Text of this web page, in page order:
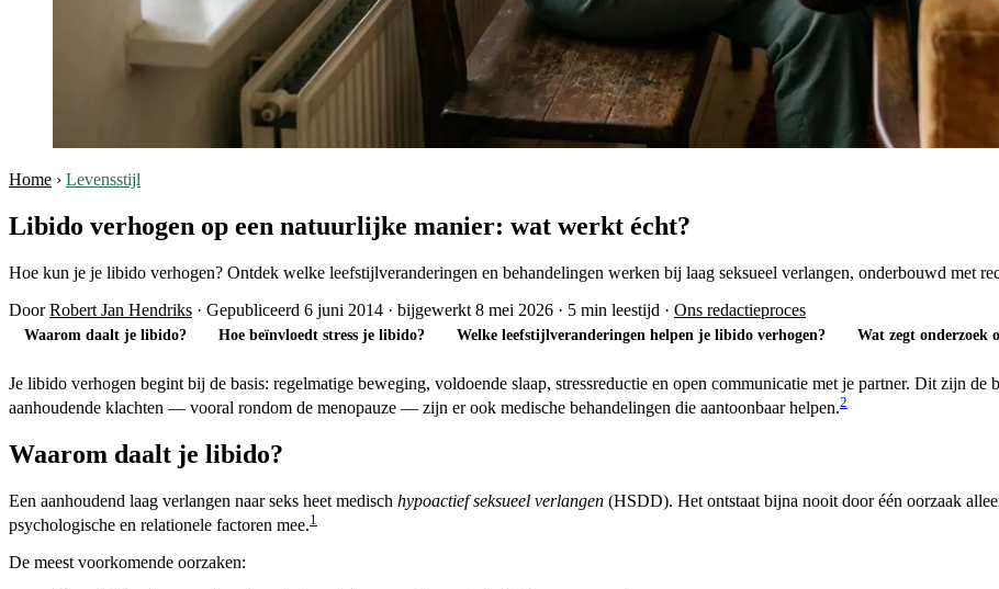
Home › Levensstijl
Libido verhogen op een natuurlijke manier: wat werkt écht?
Hoe kun je je libido verhogen? Ontdek welke leefstijlveranderingen en behandelingen werken bij laag seksueel verlangen, onderbouwd met
DoorRobert Jan Hendriks · Gepubliceerd 6 juni 2014 · bijgewerkt 8 mei 2026 · 5 min leestijd · Ons redactieproces
Waarom daalt je libido? Hoe beïnvloedt stress je libido? Welke leefstijlveranderingen helpen je libido verhogen? Wat zegt onderzoek
Je libido verhogen begint bij de basis: regelmatige beweging, voldoende slaap, stressreductie en open communicatie met je partner. Dit zijn de
aanhoudende klachten — vooral rondom de menopauze — zijn er ook medische behandelingen die aantoonbaar helpen.2
Waarom daalt je libido?
Een aanhoudend laag verlangen naar seks heet medisch hypoactief seksueel verlangen (HSDD). Het ontstaat bijna nooit door één oorzaak
psychologische en relationele factoren mee.1
De meest voorkomende oorzaken: